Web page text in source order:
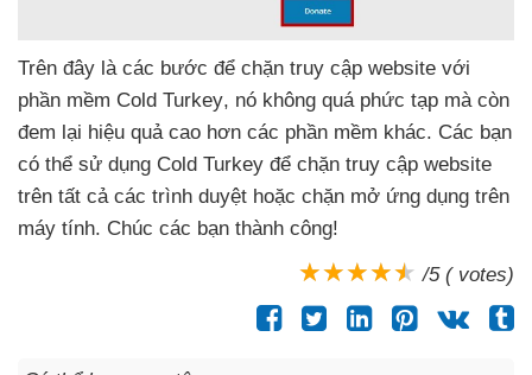
Trên đây là các bước để chặn truy cập website với
phần mềm Cold Turkey, nó không quá phức tạp mà còn
đem lại hiệu quả cao hơn các phần mềm khác. Các bạn
có thể sử dụng Cold Turkey để chặn truy cập website
trên tất cả các trình duyệt hoặc chặn mở ứng dụng trên
máy tính. Chúc các bạn thành công!
/5 ( votes)